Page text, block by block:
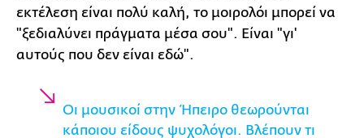
εκτέλεση είναι πολύ καλή, το μοιρολόι μπορεί να
"ξεδιαλύνει πράγματα μέσα σου". Είναι "γι'
αυτούς που δεν είναι εδώ".
Οι μουσικοί στην Ήπειρο θεωρούνται
κάποιου είδους ψυχολόγοι. Βλέπουν τι